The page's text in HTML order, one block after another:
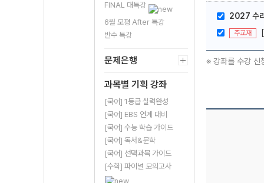
FINAL 대특강
6월 모평 After 특강
반수 특강
문제은행
과목별 기획 강좌
[국어] 1등급 실력완성
[국어] EBS 연계 대비
[국어] 수능 학습 가이드
[국어] 독서&문학
[국어] 선택과목 가이드
[수학] 파이널 모의고사
2027 수
주교재
※ 강좌를 수강 신